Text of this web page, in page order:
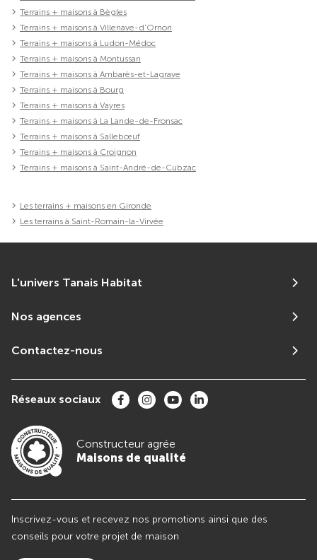
Terrains + maisons à Bègles
Terrains + maisons à Villenave-d'Ornon
Terrains + maisons à Ludon-Médoc
Terrains + maisons à Montussan
Terrains + maisons à Ambarès-et-Lagrave
Terrains + maisons à Bourg
Terrains + maisons à Vayres
Terrains + maisons à La Lande-de-Fronsac
Terrains + maisons à Sallebœuf
Terrains + maisons à Croignon
Terrains + maisons à Saint-André-de-Cubzac
Les terrains + maisons en Gironde
Les terrains à Saint-Romain-la-Virvée
L'univers Tanais Habitat
Nos agences
Contactez-nous
Réseaux sociaux
Constructeur agrée
Maisons de qualité
Inscrivez-vous et recevez nos promotions ainsi que des
conseils pour votre projet de maison